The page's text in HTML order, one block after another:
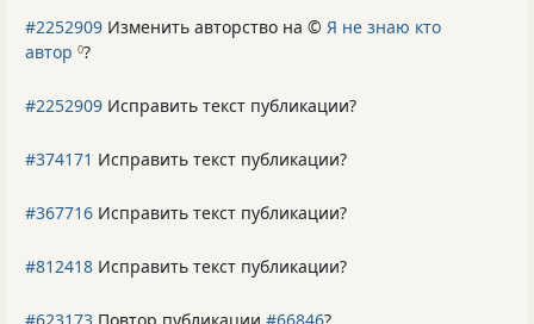
#2252909 Изменить авторство на © Я не знаю кто
автор 0?
#2252909 Исправить текст публикации?
#374171 Исправить текст публикации?
#367716 Исправить текст публикации?
#812418 Исправить текст публикации?